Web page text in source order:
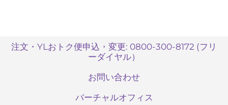
注文・YLおトク便申込・変更: 0800-300-8172 (フリ
ーダイヤル）
お問い合わせ
バーチャルオフィス